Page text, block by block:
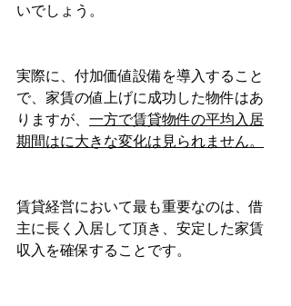
いでしょう。
実際に、付加価値設備を導入すること
で、家賃の値上げに成功した物件はあ
りますが、 一方で賃貸物件の平均入居
期間はに大きな変化は見られません。
賃貸経営において最も重要なのは、借
主に長く入居して頂き、安定した家賃
収入を確保することです。